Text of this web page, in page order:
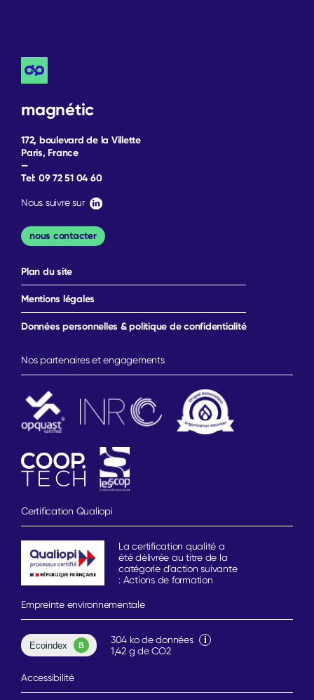
magnétic
172, boulevard de la Villette
Paris, France
—
Tel: 09 72 51 04 60
Nous suivre sur
nous contacter
Plan du site
Mentions légales
Données personnelles & politique de confidentialité
Nos partenaires et engagements
Certification Qualiopi
La certification qualité a
été délivrée au titre de la
catégorie d’action suivante
: Actions de formation
Empreinte environnementale
304 ko de données
1,42 g de CO2
Accessibilité